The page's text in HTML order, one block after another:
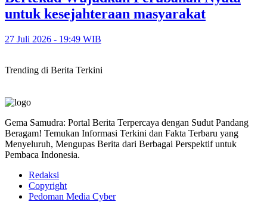
untuk kesejahteraan masyarakat
27 Juli 2026 - 19:49 WIB
Trending di Berita Terkini
Gema Samudra: Portal Berita Terpercaya dengan Sudut Pandang
Beragam! Temukan Informasi Terkini dan Fakta Terbaru yang
Menyeluruh, Mengupas Berita dari Berbagai Perspektif untuk
Pembaca Indonesia.
Redaksi
Copyright
Pedoman Media Cyber